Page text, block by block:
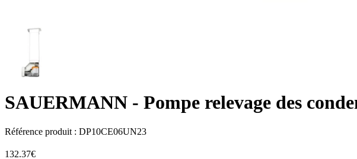
SAUERMANN - Pompe relevage des
Référence produit : DP10CE06UN23
132.37€